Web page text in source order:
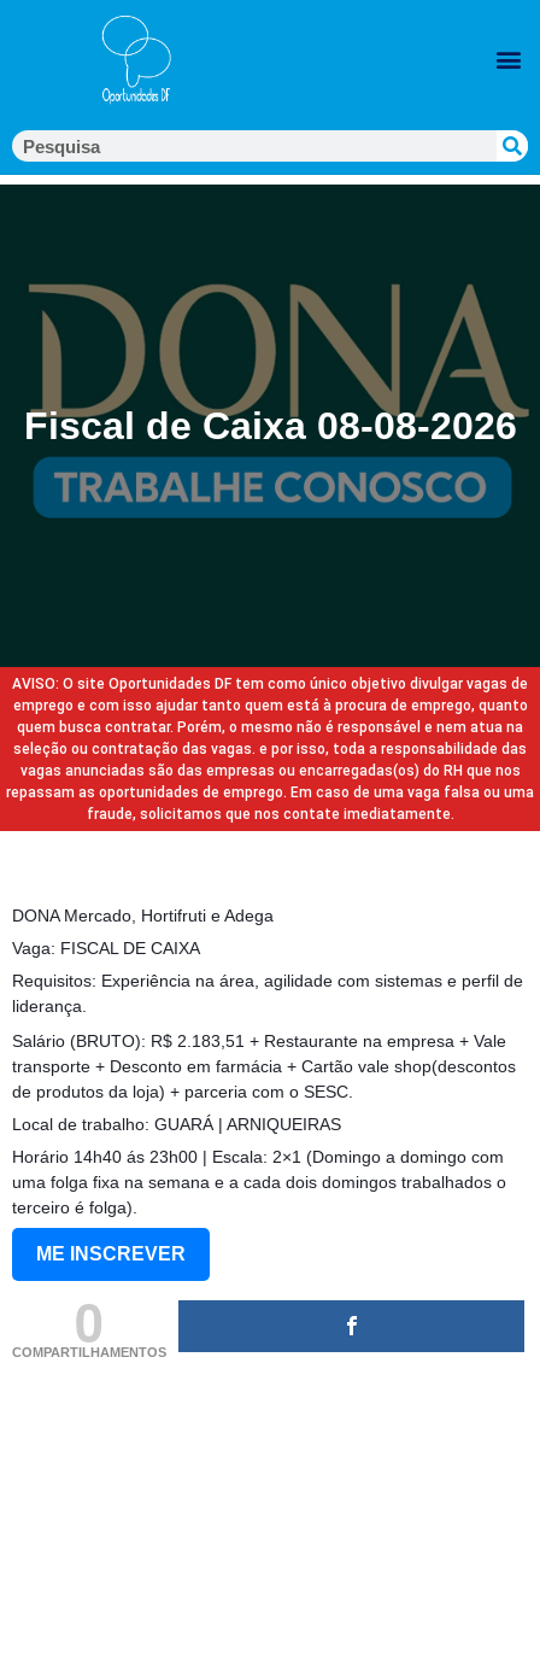
Fiscal de Caixa 08-08-2026
AVISO: O site Oportunidades DF tem como único objetivo divulgar vagas de
emprego e com isso ajudar tanto quem está à procura de emprego, quanto
quem busca contratar. Porém, o mesmo não é responsável e nem atua na
seleção ou contratação das vagas. e por isso, toda a responsabilidade das
vagas anunciadas são das empresas ou encarregadas(os) do RH que nos
repassam as oportunidades de emprego. Em caso de uma vaga falsa ou uma
fraude, solicitamos que nos contate imediatamente.
DONA Mercado, Hortifruti e Adega
Vaga: FISCAL DE CAIXA
Requisitos: Experiência na área, agilidade com sistemas e perfil de
liderança.
Salário (BRUTO): R$ 2.183,51 + Restaurante na empresa + Vale
transporte + Desconto em farmácia + Cartão vale shop(descontos
de produtos da loja) + parceria com o SESC.
Local de trabalho: GUARÁ | ARNIQUEIRAS
Horário 14h40 ás 23h00 | Escala: 2×1 (Domingo a domingo com
uma folga fixa na semana e a cada dois domingos trabalhados o
terceiro é folga).
ME INSCREVER
0
COMPARTILHAMENTOS